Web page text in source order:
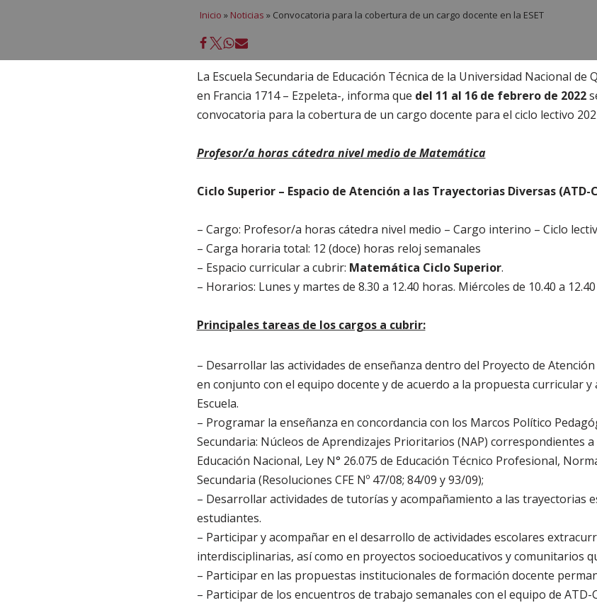
Inicio » Noticias » Convocatoria para la cobertura de un cargo docente en la ESET
La Escuela Secundaria de Educación Técnica de la Universidad Nacional de
en Francia 1714 – Ezpeleta-, informa que del 11 al 16 de febrero de 2022
convocatoria para la cobertura de un cargo docente para el ciclo lectivo
Profesor/a horas cátedra nivel medio de Matemática
Ciclo Superior – Espacio de Atención a las Trayectorias Diversas (ATD-
– Cargo: Profesor/a horas cátedra nivel medio – Cargo interino – Ciclo
– Carga horaria total: 12 (doce) horas reloj semanales
– Espacio curricular a cubrir: Matemática Ciclo Superior.
– Horarios: Lunes y martes de 8.30 a 12.40 horas. Miércoles de 10.40 a
Principales tareas de los cargos a cubrir:
– Desarrollar las actividades de enseñanza dentro del Proyecto de
en conjunto con el equipo docente y de acuerdo a la propuesta curricular
Escuela.
– Programar la enseñanza en concordancia con los Marcos Político
Secundaria: Núcleos de Aprendizajes Prioritarios (NAP) correspondientes a
Educación Nacional, Ley N° 26.075 de Educación Técnico Profesional,
Secundaria (Resoluciones CFE Nº 47/08; 84/09 y 93/09);
– Desarrollar actividades de tutorías y acompañamiento a las trayectorias
estudiantes.
– Participar y acompañar en el desarrollo de actividades escolares
interdisciplinarias, así como en proyectos socioeducativos y comunitarios
– Participar en las propuestas institucionales de formación docente
– Participar de los encuentros de trabajo semanales con el equipo de ATD-